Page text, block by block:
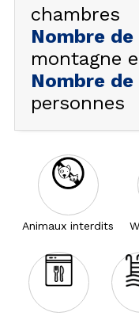
chambres
Nombre de
montagne
Nombre
personnes
Animaux interdits